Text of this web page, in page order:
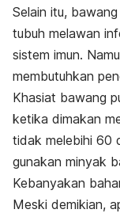
Selain itu,
tubuh melawan
sistem imun.
membutuhkan
Khasiat bawang
ketika dimakan
tidak melebihi 60
gunakan minyak
Kebanyakan
Meski demikian,